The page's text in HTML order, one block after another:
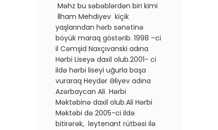
Məhz bu səbəblərdən biri kimi
İlham Mehdiyev kiçik
yaşlarından hərb sənətinə
böyük maraq göstərib. 1998 –ci
il Cəmşid Naxçıvanski adına
Hərbi Liseyə daxil olub.2001- ci
ildə hərbi liseyi uğurla başa
vuraraq Heydər Əliyev adına
Azərbaycan Ali Hərbi
Məktəbinə daxil olub.Ali Hərbi
Məktəbi də 2005-ci ildə
bitirərək, leytenant rütbəsi ilə